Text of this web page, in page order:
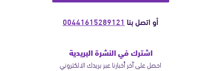
أو اتصل بنا 00441615289121
اشترك في النشرة البريدية
احصل على آخر أخبارنا عبر بريدك الالكتروني